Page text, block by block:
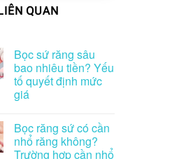
QUAN
Bọc sứ răng sâu
bao nhiêu tiền? Yếu
tố quyết định mức
giá
Bọc răng sứ có cần
nhổ răng không?
Trường hợp cần nhổ